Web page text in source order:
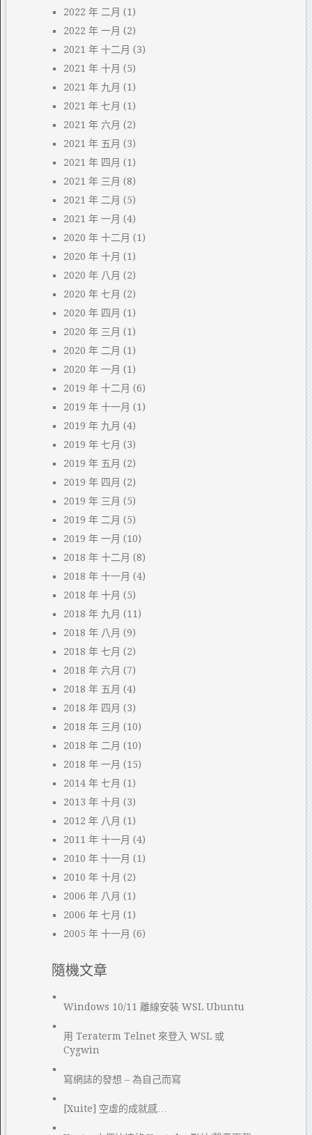
2022 年 二月 (1)
2022 年 一月 (2)
2021 年 十二月 (3)
2021 年 十月 (5)
2021 年 九月 (1)
2021 年 七月 (1)
2021 年 六月 (2)
2021 年 五月 (3)
2021 年 四月 (1)
2021 年 三月 (8)
2021 年 二月 (5)
2021 年 一月 (4)
2020 年 十二月 (1)
2020 年 十月 (1)
2020 年 八月 (2)
2020 年 七月 (2)
2020 年 四月 (1)
2020 年 三月 (1)
2020 年 二月 (1)
2020 年 一月 (1)
2019 年 十二月 (6)
2019 年 十一月 (1)
2019 年 九月 (4)
2019 年 七月 (3)
2019 年 五月 (2)
2019 年 四月 (2)
2019 年 三月 (5)
2019 年 二月 (5)
2019 年 一月 (10)
2018 年 十二月 (8)
2018 年 十一月 (4)
2018 年 十月 (5)
2018 年 九月 (11)
2018 年 八月 (9)
2018 年 七月 (2)
2018 年 六月 (7)
2018 年 五月 (4)
2018 年 四月 (3)
2018 年 三月 (10)
2018 年 二月 (10)
2018 年 一月 (15)
2014 年 七月 (1)
2013 年 十月 (3)
2012 年 八月 (1)
2011 年 十一月 (4)
2010 年 十一月 (1)
2010 年 十月 (2)
2006 年 八月 (1)
2006 年 七月 (1)
2005 年 十一月 (6)
隨機文章
Windows 10/11 離線安裝 WSL Ubuntu
用 Teraterm Telnet 來登入 WSL 或
Cygwin
寫網誌的發想 – 為自己而寫
[Xuite] 空虛的成就感…